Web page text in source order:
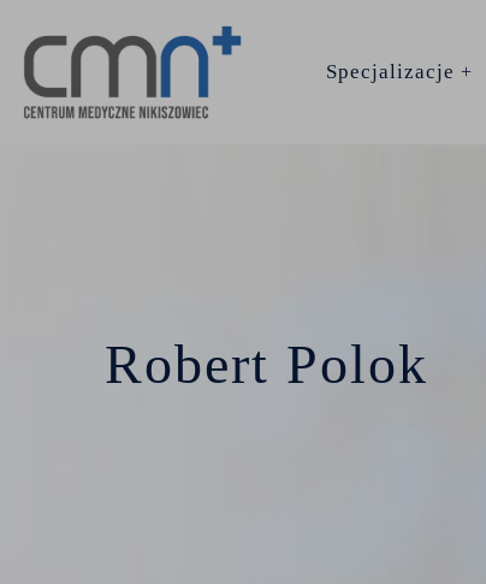
Specjalizacje
Neurochirurgia
Robert Polok